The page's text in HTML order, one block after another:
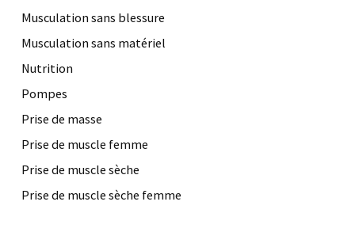
Musculation sans blessure
Musculation sans matériel
Nutrition
Pompes
Prise de masse
Prise de muscle femme
Prise de muscle sèche
Prise de muscle sèche femme